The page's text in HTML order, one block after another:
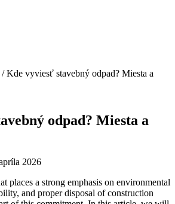
/ Kde vyviesť stavebný odpad? Miesta a
odpad? Miesta a
2026
places a strong emphasis on environmental
and proper disposal of construction